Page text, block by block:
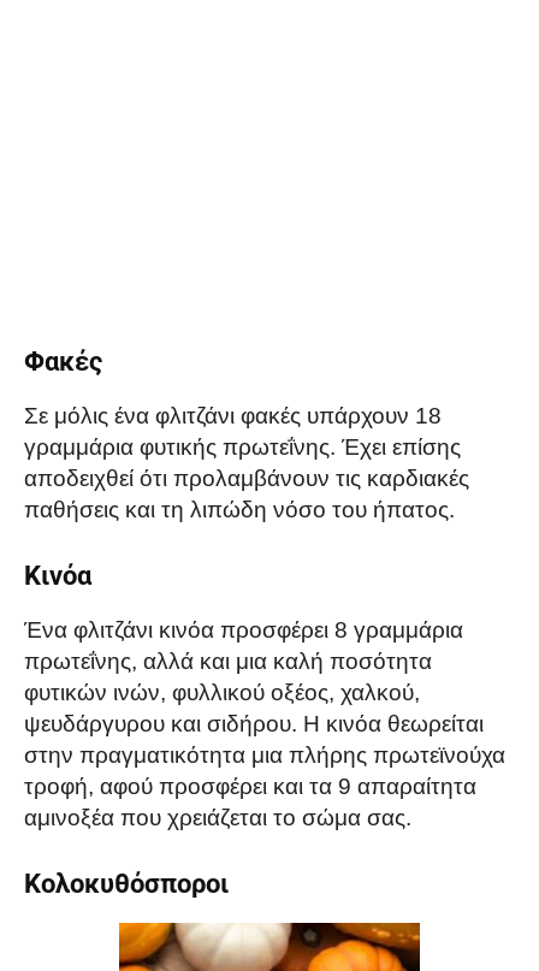
Φακές
Σε μόλις ένα φλιτζάνι φακές υπάρχουν 18
γραμμάρια φυτικής πρωτεΐνης. Έχει επίσης
αποδειχθεί ότι προλαμβάνουν τις καρδιακές
παθήσεις και τη λιπώδη νόσο του ήπατος.
Κινόα
Ένα φλιτζάνι κινόα προσφέρει 8 γραμμάρια
πρωτεΐνης, αλλά και μια καλή ποσότητα
φυτικών ινών, φυλλικού οξέος, χαλκού,
ψευδάργυρου και σιδήρου. Η κινόα θεωρείται
στην πραγματικότητα μια πλήρης πρωτεϊνούχα
τροφή, αφού προσφέρει και τα 9 απαραίτητα
αμινοξέα που χρειάζεται το σώμα σας.
Κολοκυθόσποροι